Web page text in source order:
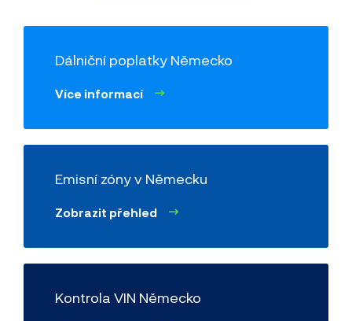
Dálniční poplatky Německo
Více informací
Emisní zóny v Německu
Zobrazit přehled
Kontrola VIN Německo